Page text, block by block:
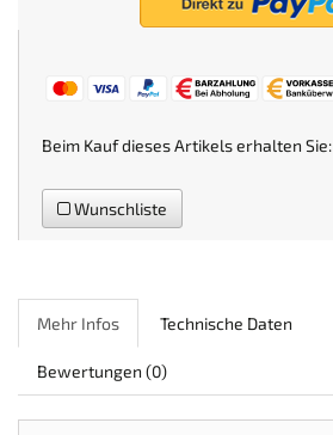
Beim Kauf dieses Artikels erhalten Sie:
Wunschliste
Mehr Infos Technische Daten
Bewertungen (0)